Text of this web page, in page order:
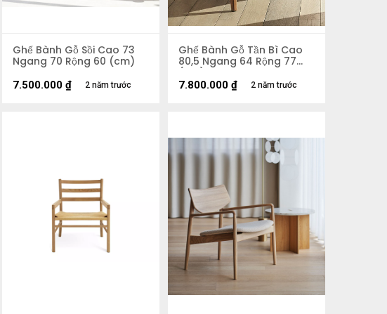
Ghế Bành Gỗ Sồi Cao 73
Ngang 70 Rộng 60 (cm)
2 năm trước
7.500.000 ₫
Ghế Bành Gỗ Tần Bì Cao
80,5 Ngang 64 Rộng 77
(cm)
2 năm trước
7.800.000 ₫